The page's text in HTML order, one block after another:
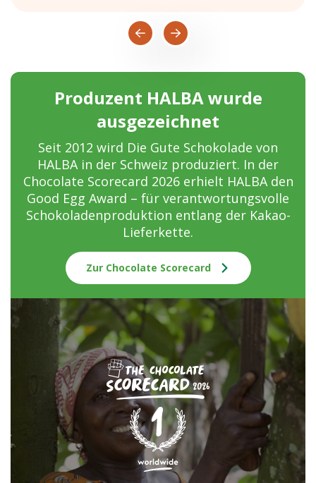
Produzent HALBA wurde
ausgezeichnet
Seit 2012 wird Die Gute Schokolade von
HALBA in der Schweiz produziert. In der
Chocolate Scorecard 2026 erhielt HALBA den
Good Egg Award – für verantwortungsvolle
Schokoladenproduktion entlang der Kakao-
Lieferkette.
Zur Chocolate Scorecard